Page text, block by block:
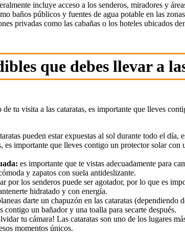
incluye acceso a los senderos, miradores y
baños públicos y fuentes de agua potable en las
privadas como las cabañas o los hoteles ubicados
que debes llevar a
tu visita a las cataratas, es importante que lleves
pueden estar expuestas al sol durante todo el día,
es importante que lleves contigo un protector solar con
es importante que te vistas adecuadamente para
y zapatos con suela antideslizante.
por los senderos puede ser agotador, por lo que es
hidratado y con energía.
darte un chapuzón en las cataratas (dependiendo
contigo un bañador y una toalla para secarte después.
tu cámara! Las cataratas son uno de los lugares
momentos únicos.